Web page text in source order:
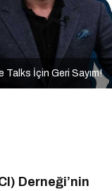
Talks İçin Geri Sayım!
Derneği’nin